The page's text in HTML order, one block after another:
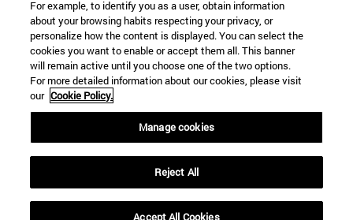
For example, to identify you as a user, obtain information
about your browsing habits respecting your privacy, or
personalize how the content is displayed. You can select the
cookies you want to enable or accept them all. This banner
will remain active until you choose one of the two options.
For more detailed information about our cookies, please visit
our Cookie Policy.
Manage cookies
Reject All
Accept All Cookies